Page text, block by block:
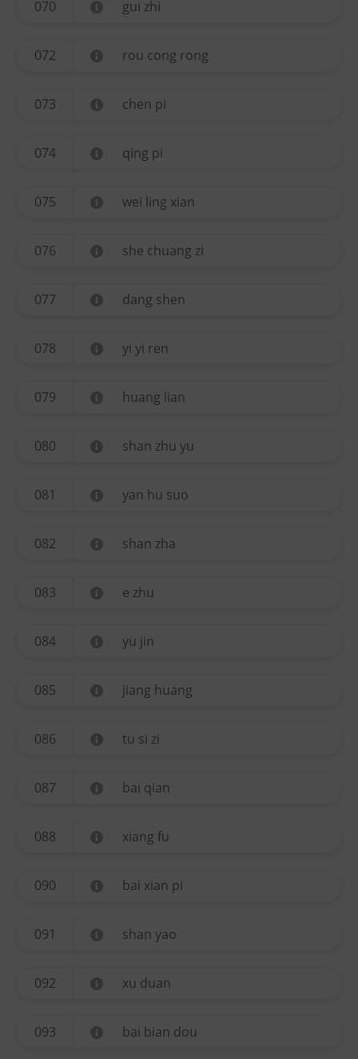
070 gui zhi
072 rou cong rong
073 chen pi
074 qing pi
075 wei ling xian
076 she chuang zi
077 dang shen
078 yi yi ren
079 huang lian
080 shan zhu yu
081 yan hu suo
082 shan zha
083 e zhu
084 yu jin
085 jiang huang
086 tu si zi
087 bai qian
088 xiang fu
090 bai xian pi
091 shan yao
092 xu duan
093 bai bian dou